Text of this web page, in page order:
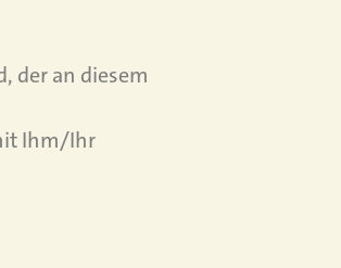
der an diesem
Ihm/Ihr